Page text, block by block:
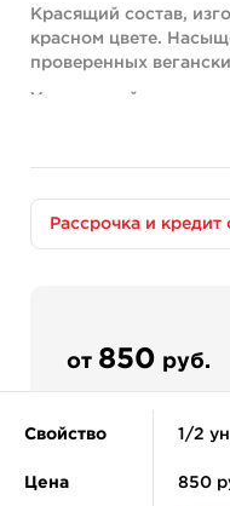
Красящий состав,
красном цвете.
проверенных
Уникальный,
изображений.
краска, благодаря ее
Производитель
он выпустил пигмент
(CI 77891).
Компания заботится
этого производители
красок только
среды. В качестве
Рассрочка и кредит
от 850 руб.
Свойство
Цена
1/2
850